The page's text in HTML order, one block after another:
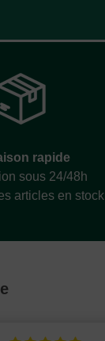
rapide
sous 24/48h
articles en stock